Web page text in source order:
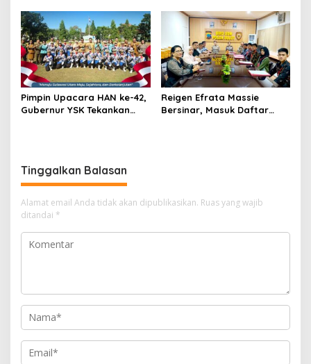
Sebelum Bencana
II di Tompaso
Pimpin Upacara HAN ke-42,
Gubernur YSK Tekankan
Reigen Efrata Massie
Bersinar, Masuk Daftar
Tinggalkan Balasan
Alamat email Anda tidak akan dipublikasikan. Ruas yang wajib
ditandai *